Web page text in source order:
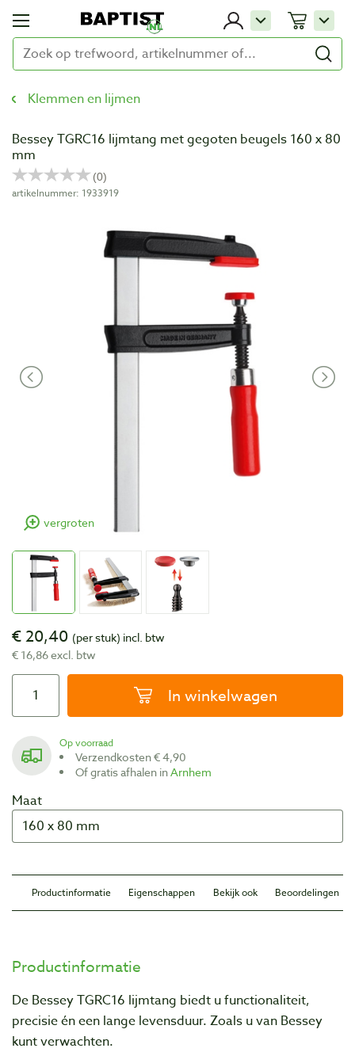
Klemmen en lijmen
Bessey TGRC16 lijmtang met gegoten beugels 160 x 80
mm
artikelnummer: 1933919
vergroten
€ 20,40 (per stuk) incl. btw
€ 16,86 excl. btw
In winkelwagen
Op voorraad
Verzendkosten € 4,90
Of gratis afhalen inArnhem
Maat
Productinformatie Eigenschappen Bekijk ook Beoordelingen
Productinformatie
De Bessey TGRC16 lijmtang biedt u functionaliteit,
precisie én een lange levensduur. Zoals u van Bessey
kunt verwachten.